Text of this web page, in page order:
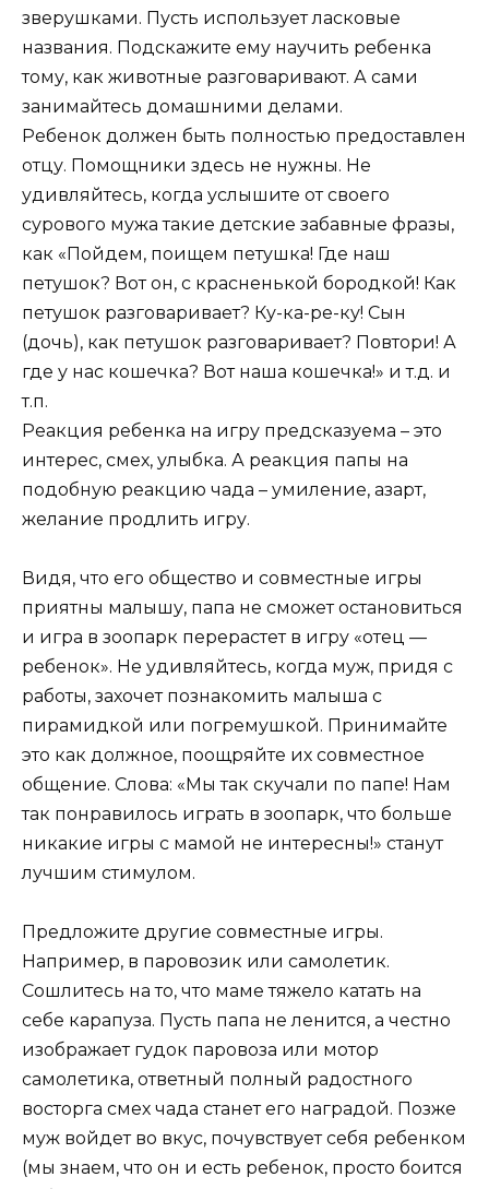
зверушками. Пусть использует ласковые
названия. Подскажите ему научить ребенка
тому, как животные разговаривают. А сами
занимайтесь домашними делами.
Ребенок должен быть полностью предоставлен
отцу. Помощники здесь не нужны. Не
удивляйтесь, когда услышите от своего
сурового мужа такие детские забавные фразы,
как «Пойдем, поищем петушка! Где наш
петушок? Вот он, с красненькой бородкой! Как
петушок разговаривает? Ку-ка-ре-ку! Сын
(дочь), как петушок разговаривает? Повтори! А
где у нас кошечка? Вот наша кошечка!» и т.д. и
т.п.
Реакция ребенка на игру предсказуема – это
интерес, смех, улыбка. А реакция папы на
подобную реакцию чада – умиление, азарт,
желание продлить игру.
Видя, что его общество и совместные игры
приятны малышу, папа не сможет остановиться
и игра в зоопарк перерастет в игру «отец —
ребенок». Не удивляйтесь, когда муж, придя с
работы, захочет познакомить малыша с
пирамидкой или погремушкой. Принимайте
это как должное, поощряйте их совместное
общение. Слова: «Мы так скучали по папе! Нам
так понравилось играть в зоопарк, что больше
никакие игры с мамой не интересны!» станут
лучшим стимулом.
Предложите другие совместные игры.
Например, в паровозик или самолетик.
Сошлитесь на то, что маме тяжело катать на
себе карапуза. Пусть папа не ленится, а честно
изображает гудок паровоза или мотор
самолетика, ответный полный радостного
восторга смех чада станет его наградой. Позже
муж войдет во вкус, почувствует себя ребенком
(мы знаем, что он и есть ребенок, просто боится